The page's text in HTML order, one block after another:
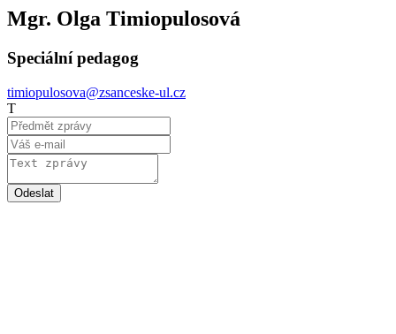
Mgr. Olga Timiopulosová
Speciální pedagog
timiopulosova@zsanceske-ul.cz
T
Odeslat